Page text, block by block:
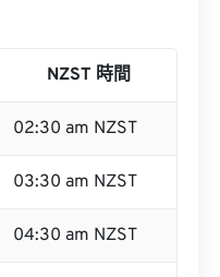
NZST 時間
02:30 am NZST
03:30 am NZST
04:30 am NZST